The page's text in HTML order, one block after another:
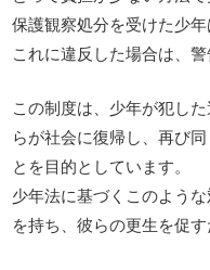
保護観察処分を受けた少
これに違反した場合は、
この制度は、少年が犯し
らが社会に復帰し、再び
とを目的としています。
少年法に基づくこのよう
を持ち、彼らの更生を促す